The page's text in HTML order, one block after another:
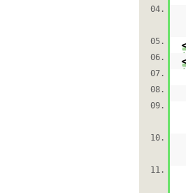
04.
05.
06.
07.
08.
09.
10.
11.